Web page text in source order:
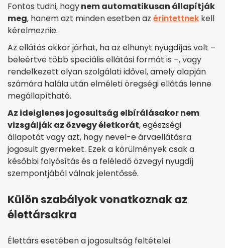
Fontos tudni, hogynem automatikusan állapítják
meg, hanem azt minden esetben az érintettnek kell
kérelmeznie.
Az ellátás akkor járhat, ha az elhunyt nyugdíjas volt –
beleértve több speciális ellátási formát is –, vagy
rendelkezett olyan szolgálati idővel, amely alapján
számára halála után elméleti öregségi ellátás lenne
megállapítható.
Az ideiglenes jogosultság elbírálásakor nem
vizsgálják az özvegy életkorát, egészségi
állapotát vagy azt, hogy nevel-e árvaellátásra
jogosult gyermeket. Ezek a körülmények csak a
későbbi folyósítás és a feléledő özvegyi nyugdíj
szempontjából válnak jelentőssé.
Külön szabályok vonatkoznak az
élettársakra
Élettárs esetében a jogosultság feltételei